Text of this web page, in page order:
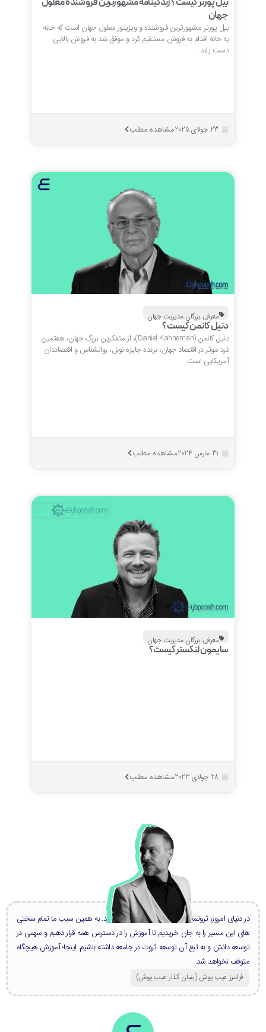
جهان
بیل پورتر مشهورترین فروشنده و ویزیتور معلول جهان است که خانه
به خانه اقدام به فروش مستقیم کرد و موفق شد به فروش بالایی
دست یابد.
23 جولای 2025 مشاهده مطلب
معرفی بزرگان مدیریت جهان
دنیل کانمن کیست؟
دنیل کانمن (Daniel Kahneman)، از متفکرین بزرگ جهان، هفتمین
فرد موثر در اقتصاد جهان، برنده جایزه نوبل، روانشناس و اقتصاددان
آمریکایی است.
مشاهده مطلب
معرفی بزرگان مدیریت جهان
سایمون لنکستر کیست؟
28 جولای 2023 مشاهده مطلب
در دنیای امروز، ثروتمندان بزرگ، همه دانشمند هستند. به همین سبب ما تمام سختی
های این مسیر را به جان خریدیم تا آموزش را در دسترس همه قرار دهیم و سهمی در
توسعه دانش و به تبع آن توسعه ثروت در جامعه داشته باشیم. اینجا؛ آموزش هیچگاه
متوقف نخواهد شد.
فرامرز عیب پوش (بنیان گذار عیب پوش​)